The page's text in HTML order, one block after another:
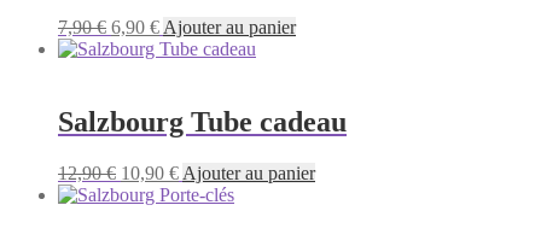
7,90€ Le
prix
7,90 €.
6,90 €Le
prix
6,90 €.
Ajouter au panier
Salzbourg Tube cadeau
12,90€ Le
prix
10,90 €Le
prix
Ajouter au panier